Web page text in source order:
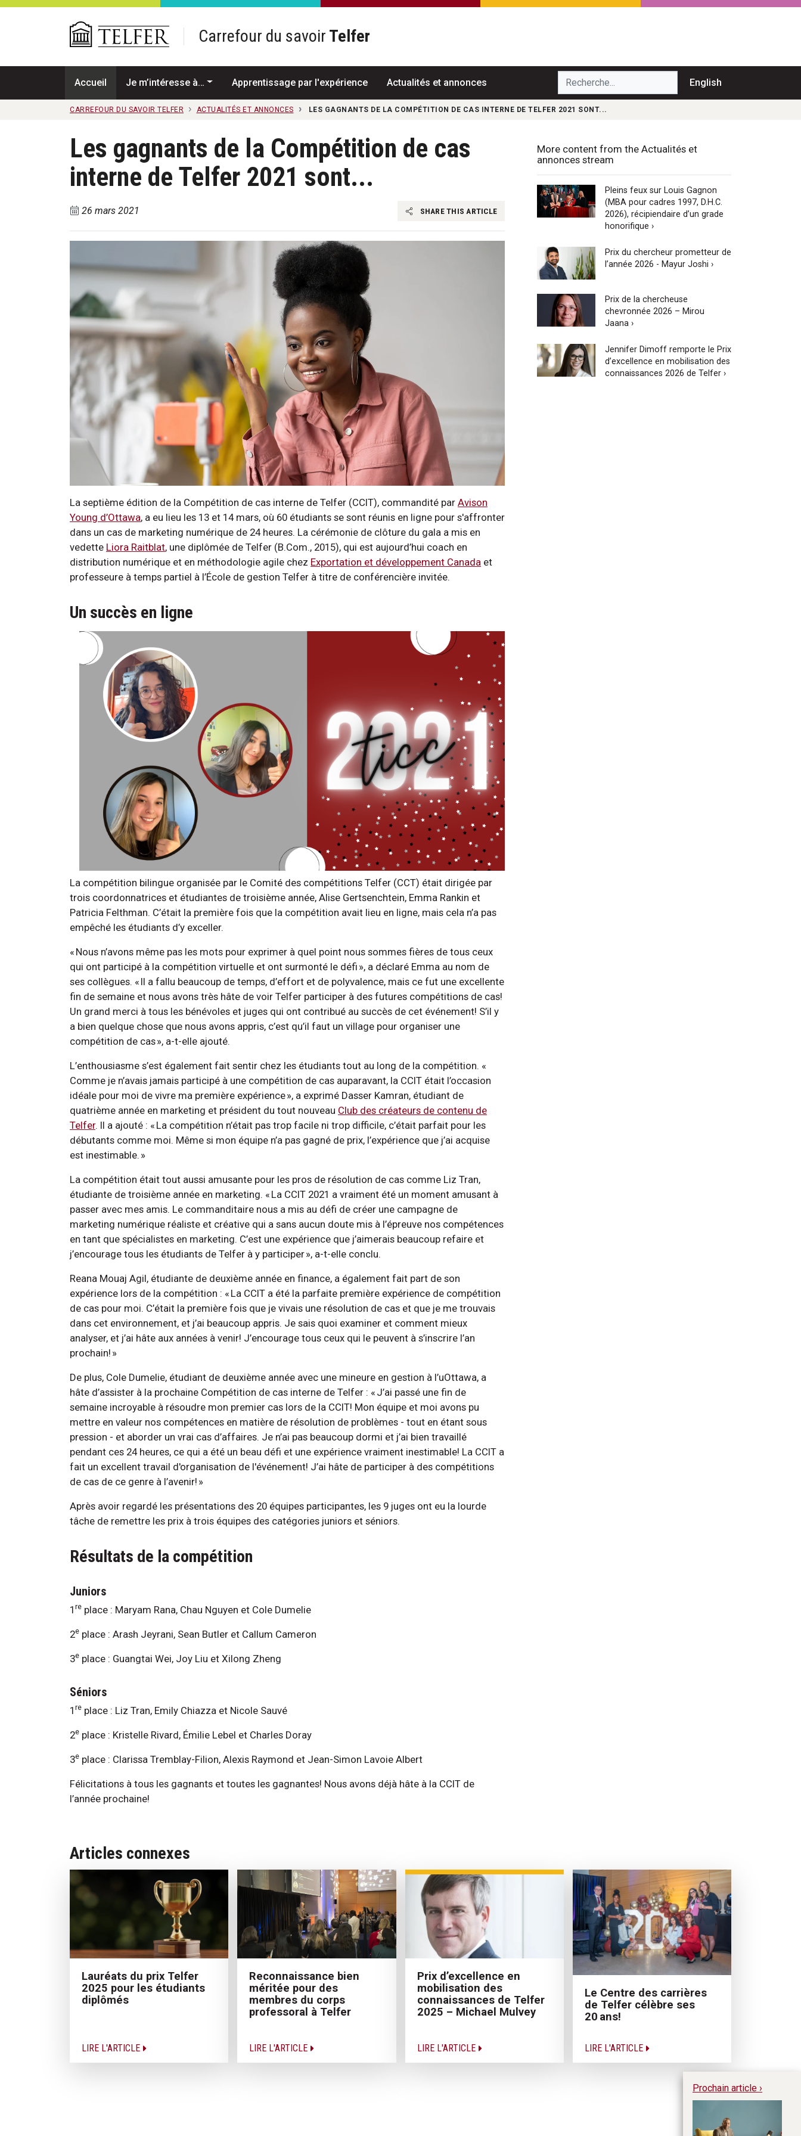
Passer au contenu principal
Carrefour du savoir Telfer
Accueil Je m’intéresse à… Apprentissage par l'expérience Actualités et annonces Recherche... English
CARREFOUR DU SAVOIR TELFER ACTUALITÉS ET ANNONCES LES GAGNANTS DE LA COMPÉTITION DE CAS INTERNE DE TELFER 2021 SONT...
Les gagnants de la Compétition de cas
interne de Telfer 2021 sont...
26 mars 2021 SHARE THIS ARTICLE
La septième édition de la Compétition de cas interne de Telfer (CCIT), commandité par Avison
Young d’Ottawa, a eu lieu les 13 et 14 mars, où 60 étudiants se sont réunis en ligne pour s'affronter
dans un cas de marketing numérique de 24 heures. La cérémonie de clôture du gala a mis en
vedette Liora Raitblat, une diplômée de Telfer (B.Com., 2015), qui est aujourd’hui coach en
distribution numérique et en méthodologie agile chez Exportation et développement Canada et
professeure à temps partiel à l’École de gestion Telfer à titre de conférencière invitée.
Un succès en ligne
La compétition bilingue organisée par le Comité des compétitions Telfer (CCT) était dirigée par
trois coordonnatrices et étudiantes de troisième année, Alise Gertsenchtein, Emma Rankin et
Patricia Felthman. C’était la première fois que la compétition avait lieu en ligne, mais cela n’a pas
empêché les étudiants d’y exceller.
« Nous n’avons même pas les mots pour exprimer à quel point nous sommes fières de tous ceux
qui ont participé à la compétition virtuelle et ont surmonté le défi », a déclaré Emma au nom de
ses collègues. « Il a fallu beaucoup de temps, d’effort et de polyvalence, mais ce fut une excellente
fin de semaine et nous avons très hâte de voir Telfer participer à des futures compétitions de cas!
Un grand merci à tous les bénévoles et juges qui ont contribué au succès de cet événement! S’il y
a bien quelque chose que nous avons appris, c’est qu’il faut un village pour organiser une
compétition de cas », a-t-elle ajouté.
L’enthousiasme s’est également fait sentir chez les étudiants tout au long de la compétition. «
Comme je n’avais jamais participé à une compétition de cas auparavant, la CCIT était l’occasion
idéale pour moi de vivre ma première expérience », a exprimé Dasser Kamran, étudiant de
quatrième année en marketing et président du tout nouveau Club des créateurs de contenu de
Telfer. Il a ajouté : « La compétition n’était pas trop facile ni trop difficile, c’était parfait pour les
débutants comme moi. Même si mon équipe n’a pas gagné de prix, l’expérience que j’ai acquise
est inestimable. »
La compétition était tout aussi amusante pour les pros de résolution de cas comme Liz Tran,
étudiante de troisième année en marketing. « La CCIT 2021 a vraiment été un moment amusant à
passer avec mes amis. Le commanditaire nous a mis au défi de créer une campagne de
marketing numérique réaliste et créative qui a sans aucun doute mis à l’épreuve nos compétences
en tant que spécialistes en marketing. C’est une expérience que j’aimerais beaucoup refaire et
j’encourage tous les étudiants de Telfer à y participer », a-t-elle conclu.
Reana Mouaj Agil, étudiante de deuxième année en finance, a également fait part de son
expérience lors de la compétition : « La CCIT a été la parfaite première expérience de compétition
de cas pour moi. C’était la première fois que je vivais une résolution de cas et que je me trouvais
dans cet environnement, et j’ai beaucoup appris. Je sais quoi examiner et comment mieux
analyser, et j’ai hâte aux années à venir! J’encourage tous ceux qui le peuvent à s’inscrire l’an
prochain! »
De plus, Cole Dumelie, étudiant de deuxième année avec une mineure en gestion à l’uOttawa, a
hâte d’assister à la prochaine Compétition de cas interne de Telfer : « J’ai passé une fin de
semaine incroyable à résoudre mon premier cas lors de la CCIT! Mon équipe et moi avons pu
mettre en valeur nos compétences en matière de résolution de problèmes - tout en étant sous
pression - et aborder un vrai cas d’affaires. Je n’ai pas beaucoup dormi et j’ai bien travaillé
pendant ces 24 heures, ce qui a été un beau défi et une expérience vraiment inestimable! La CCIT a
fait un excellent travail d'organisation de l'événement! J’ai hâte de participer à des compétitions
de cas de ce genre à l’avenir! »
Après avoir regardé les présentations des 20 équipes participantes, les 9 juges ont eu la lourde
tâche de remettre les prix à trois équipes des catégories juniors et séniors.
Résultats de la compétition
Juniors
1 re place : Maryam Rana, Chau Nguyen et Cole Dumelie
2e place : Arash Jeyrani, Sean Butler et Callum Cameron
3e place : Guangtai Wei, Joy Liu et Xilong Zheng
Séniors
1 re place : Liz Tran, Emily Chiazza et Nicole Sauvé
2e place : Kristelle Rivard, Émilie Lebel et Charles Doray
3e place : Clarissa Tremblay-Filion, Alexis Raymond et Jean-Simon Lavoie Albert
Félicitations à tous les gagnants et toutes les gagnantes! Nous avons déjà hâte à la CCIT de
l’année prochaine!
More content from the Actualités et
annonces stream
Pleins feux sur Louis Gagnon
(MBA pour cadres 1997, D.H.C.
2026), récipiendaire d’un grade
honorifique ›
Prix du chercheur prometteur de
l’année 2026 - Mayur Joshi ›
Prix de la chercheuse
chevronnée 2026 – Mirou
Jaana ›
Jennifer Dimoff remporte le Prix
d’excellence en mobilisation des
connaissances 2026 de Telfer ›
Articles connexes
Lauréats du prix Telfer
2025 pour les étudiants
diplômés
LIRE L'ARTICLE
Reconnaissance bien
méritée pour des
membres du corps
professoral à Telfer
LIRE L'ARTICLE
Prix d’excellence en
mobilisation des
connaissances de Telfer
2025 – Michael Mulvey
LIRE L'ARTICLE
Le Centre des carrières
de Telfer célèbre ses
20 ans!
LIRE L'ARTICLE
Prochain article ›